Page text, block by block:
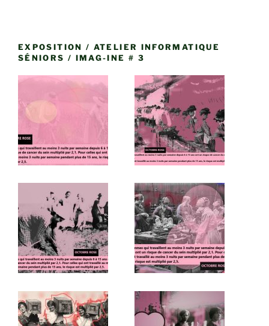
EXPOSITION / ATELIER INFORMATIQUE
SÉNIORS / IMAG-INE # 3